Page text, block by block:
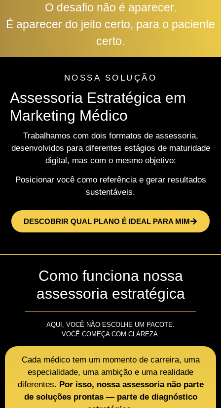
O desafio não é aparecer.
É aparecer do jeito certo, para o paciente
certo.
NOSSA SOLUÇÃO
Assessoria Estratégica em
Marketing Médico
Trabalhamos com dois formatos de assessoria,
desenvolvidos para diferentes estágios de maturidade
digital, mas com o mesmo objetivo:
Posicionar você como referência e gerar resultados
sustentáveis.
DESCOBRIR QUAL PLANO É IDEAL PARA MIM
Como funciona nossa
assessoria estratégica
AQUI, VOCÊ NÃO ESCOLHE UM PACOTE.
VOCÊ COMEÇA COM CLAREZA.
Cada médico tem um momento de carreira, uma
especialidade, uma ambição e uma realidade
diferentes. Por isso, nossa assessoria não parte
de soluções prontas — parte de diagnóstico